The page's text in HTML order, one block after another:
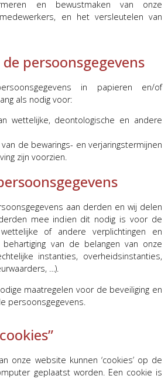
en bewustmaken van onze
en het versleutelen van
persoonsgegevens
in papieren en/of
als nodig voor:
wettelijke, deontologische en andere
de bewarings- en verjaringstermijnen
zijn voorzien.
aan derden en wij delen
mee indien dit nodig is voor de
of andere verplichtingen en
van de belangen van onze
instanties, overheidsinstanties,
…).
maatregelen voor de beveiliging en
persoonsgegevens.
onze website kunnen ‘cookies’ op de
geplaatst worden. Een cookie is